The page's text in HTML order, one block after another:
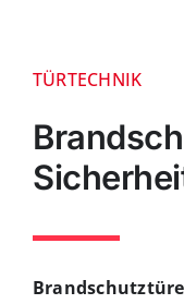
TÜRTECHNIK